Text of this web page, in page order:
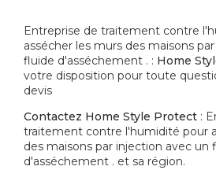
Entreprise de traitement contre
assécher les murs des maisons
fluide d'asséchement . : Home
votre disposition pour toute
devis
Contactez Home Style Protect :
traitement contre l'humidité pour
des maisons par injection avec un
d'asséchement . et sa région.